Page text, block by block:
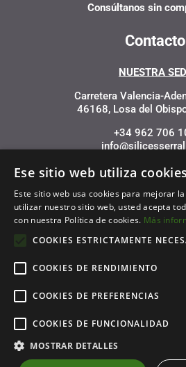
Consúltanos sin
Contacto
NUESTRA
Carretera Valencia-
46168, Losa del
+34 962 706
Ese sitio web utiliza cookies
Este sitio web usa cookies para mejorar
utilizar nuestro sitio web, usted acepta
con nuestra Política de cookies. Más
COOKIES ESTRICTAMENTE
COOKIES DE RENDIMIENTO
COOKIES DE PREFERENCIAS
COOKIES DE FUNCIONALIDAD
MOSTRAR DETALLES